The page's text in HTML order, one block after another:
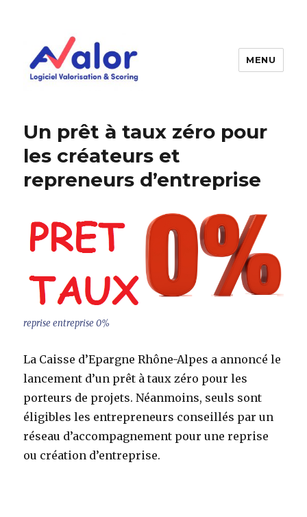
et fonds de commerce
MENU
Un prêt à taux zéro pour
les créateurs et
repreneurs d’entreprise
reprise entreprise 0%
La Caisse d’Epargne Rhône-Alpes a annoncé le
lancement d’un prêt à taux zéro pour les
porteurs de projets. Néanmoins, seuls sont
éligibles les entrepreneurs conseillés par un
réseau d’accompagnement pour une reprise
ou création d’entreprise.